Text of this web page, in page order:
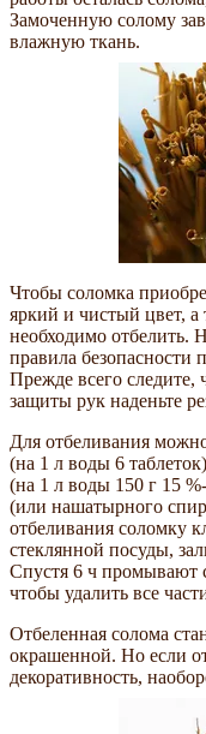
Замоченную солому
влажную ткань.
Чтобы соломка
яркий и чистый цвет, а
необходимо отбелить.
правила безопасности
Прежде всего следите,
защиты рук наденьте
Для отбеливания
(на 1 л воды 6
(на 1 л воды 150 г 15
(или нашатырного
отбеливания соломку
стеклянной посуды,
Спустя 6 ч промывают
чтобы удалить все
Отбеленная солома
окрашенной. Но если
декоративность,